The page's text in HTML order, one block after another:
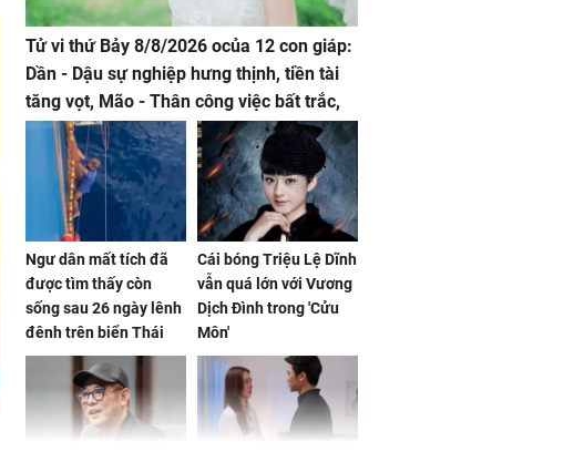
Tử vi thứ Bảy 8/8/2026 ocủa 12 con giáp:
Dần - Dậu sự nghiệp hưng thịnh, tiền tài
tăng vọt, Mão - Thân công việc bất trắc,
tiền mất tật mang
Ngư dân mất tích đã
được tìm thấy còn
sống sau 26 ngày lênh
đênh trên biển Thái
Bình Dương
Cái bóng Triệu Lệ Dĩnh
vẫn quá lớn với Vương
Dịch Đình trong 'Cửu
Môn'